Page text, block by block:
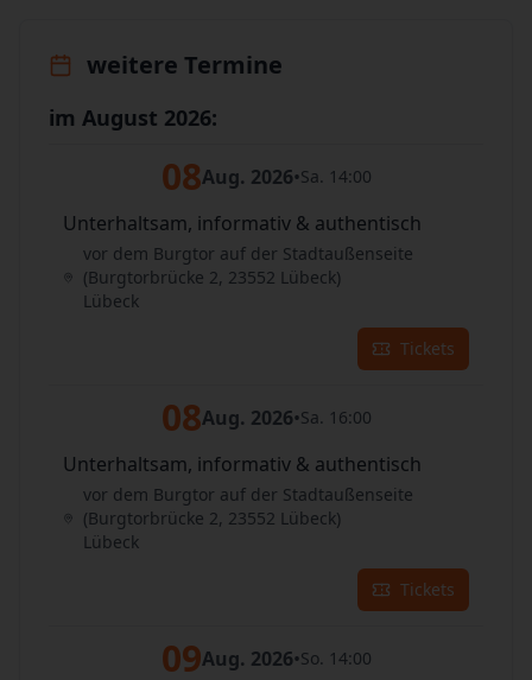
weitere Termine
im August 2026:
08Aug. 2026•Sa. 14:00
Unterhaltsam, informativ & authentisch
vor dem Burgtor auf der Stadtaußenseite
(Burgtorbrücke 2, 23552 Lübeck)
Lübeck
Tickets
08Aug. 2026•Sa. 16:00
Unterhaltsam, informativ & authentisch
vor dem Burgtor auf der Stadtaußenseite
(Burgtorbrücke 2, 23552 Lübeck)
Lübeck
Tickets
09Aug. 2026•So. 14:00